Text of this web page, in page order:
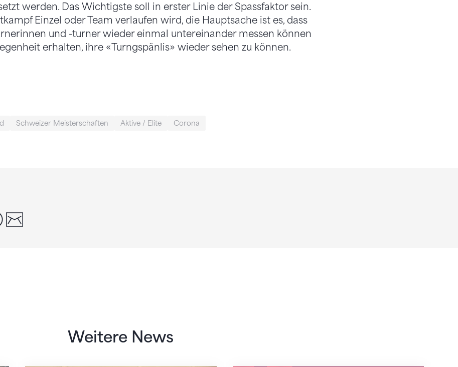
werden. Das Wichtigste soll in erster Linie der Spassfaktor sein.
Einzel oder Team verlaufen wird, die Hauptsache ist es, dass
und -turner wieder einmal untereinander messen können
erhalten, ihre «Turngspänlis» wieder sehen zu können.
Schweizer Meisterschaften Aktive / Elite Corona
whatsapp
Weitere News